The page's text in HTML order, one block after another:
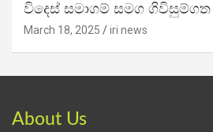
විදෙස් සමාගම් සමග
March 18, 2025 iri news
About Us